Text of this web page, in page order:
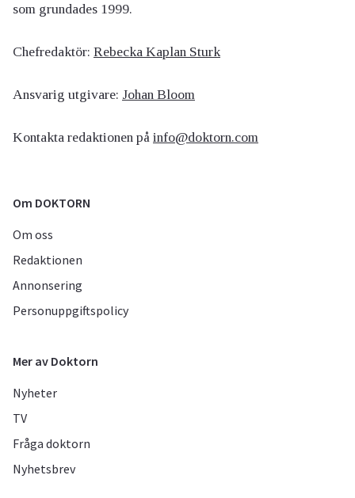
som grundades 1999.
Chefredaktör: Rebecka Kaplan Sturk
Ansvarig utgivare: Johan Bloom
Kontakta redaktionen på info@doktorn.com
Om DOKTORN
Om oss
Redaktionen
Annonsering
Personuppgiftspolicy
Mer av Doktorn
Nyheter
TV
Fråga doktorn
Nyhetsbrev